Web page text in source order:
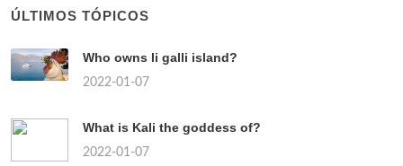
ÚLTIMOS TÓPICOS
Who owns li galli island?
2022-01-07
What is Kali the goddess of?
2022-01-07